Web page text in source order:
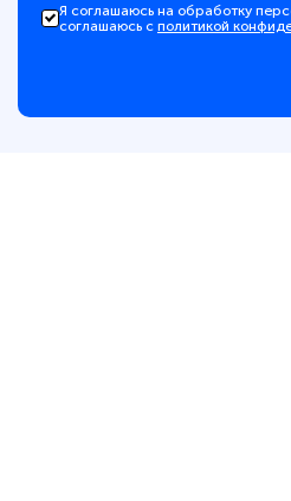
Я соглашаюсь на обработку
соглашаюсь с политикой